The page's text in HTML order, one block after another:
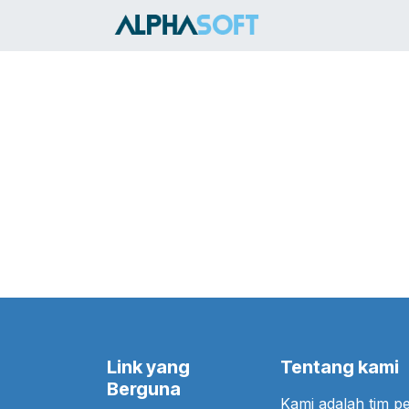
Link yang
Berguna
Tentang kami
Kami adalah tim